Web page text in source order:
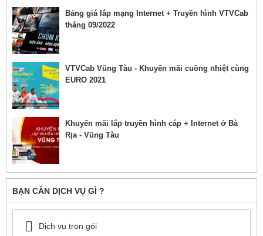
Bảng giá lắp mạng Internet + Truyền hình VTVCab
tháng 09/2022
VTVCab Vũng Tàu - Khuyến mãi cuồng nhiệt cùng
EURO 2021
Khuyến mãi lắp truyền hình cáp + Internet ở Bà
Rịa - Vũng Tàu
BẠN CẦN DỊCH VỤ GÌ ?
Dịch vụ trọn gói